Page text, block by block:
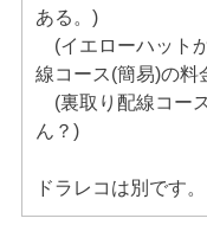
ある。)
(イエローハット
線コース(簡易)の料
(裏取り配線コー
ん？)
ドラレコは別です。